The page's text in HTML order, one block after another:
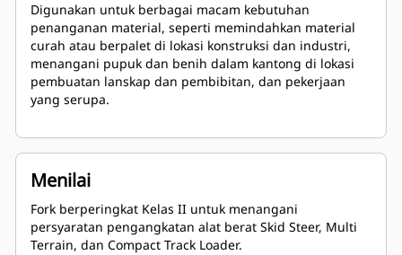
Digunakan untuk berbagai macam kebutuhan
penanganan material, seperti memindahkan material
curah atau berpalet di lokasi konstruksi dan industri,
menangani pupuk dan benih dalam kantong di lokasi
pembuatan lanskap dan pembibitan, dan pekerjaan
yang serupa.
Menilai
Fork berperingkat Kelas II untuk menangani
persyaratan pengangkatan alat berat Skid Steer, Multi
Terrain, dan Compact Track Loader.